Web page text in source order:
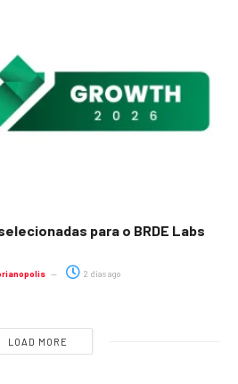
para o BRDE Labs
2 dias ago
LOAD MORE